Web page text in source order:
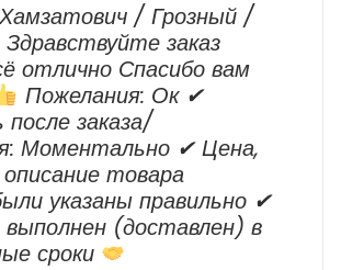
/ Грозный /
Здравствуйте заказ
отлично Спасибо вам
Пожелания: Ок ✔
после заказа/
Моментально ✔ Цена,
товара
указаны правильно ✔
выполнен (доставлен) в
сроки